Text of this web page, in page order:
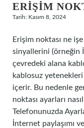
ERIŞIM
Tarih: Kasım 8, 2024
Erişim noktası ne
sinyallerini (örneğin
çevredeki alana
kablosuz yetenekleri
içerir. Bu nedenle
noktası ayarları
Telefonunuzda
İnternet paylaşımı